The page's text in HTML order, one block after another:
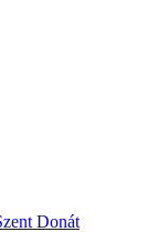
Donát